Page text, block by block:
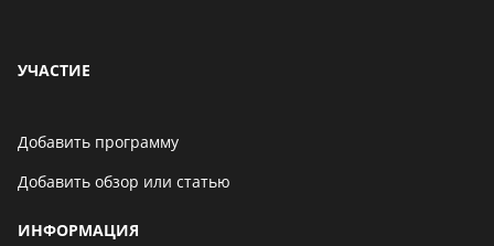
УЧАСТИЕ
Добавить программу
Добавить обзор или статью
ИНФОРМАЦИЯ